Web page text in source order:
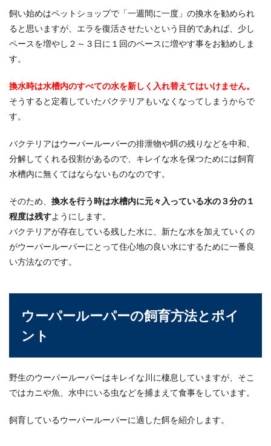
飼い始めはペットショップで「一週間に一度」の換水を勧められ
ると思いますが、エラを復活させたいという目的であれば、少し
ペースを増やし２～３日に１回のペースに増やす事をお勧めしま
す。
換水時は水槽内のすべての水を新しく入れ替えてはいけません。
そうすると定着していたバクテリアもいなくなってしまうからで
す。
バクテリアはウーパールーパーの排泄物や餌の残りなどを中和、
分解してくれる役割があるので、キレイな水を保つためには飼育
水槽内に無くてはならないものなのです。
そのため、 換水を行う時は水槽内に元々入っている水の３分の１
程度は残すようにします。
バクテリアが存在している残した水に、新たな水を加えていくの
がウーパールーパーにとって住心地の良い水にするために一番良
い方法なのです。
ウーパールーパーの飼育方法とポイ
ント
野生のウーパールーパーはキレイな川に棲息していますが、そこ
ではカニや魚、水中にいる虫などを捕まえて食事をしています。
飼育しているウーパールーパーに適した餌を紹介します。